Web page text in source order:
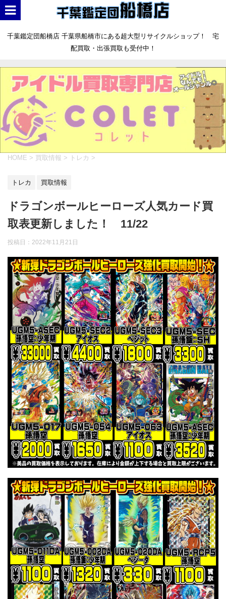
千葉鑑定団船橋店 千葉県船橋市にある超大型リサイクルショップ！ 宅
配買取・出張買取も受付中！
HOME > 買取情報 > トレカ >
トレカ 買取情報
ドラゴンボールヒーローズ人気カード買
取表更新しました！ 11/22
投稿日： 2022年11月21日